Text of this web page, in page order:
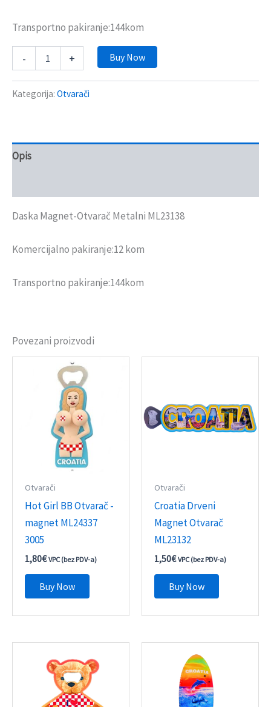
Transportno pakiranje:144kom
- + Buy Now
Kategorija: Otvarači
Opis
Daska Magnet-Otvarač Metalni ML23138
Komercijalno pakiranje:12 kom
Transportno pakiranje:144kom
Povezani proizvodi
Otvarači
Hot Girl BB Otvarač -
magnet ML24337
3005
1,80€ VPC (bez PDV-a)
Buy Now
Otvarači
Croatia Drveni
Magnet Otvarač
ML23132
1,50€ VPC (bez PDV-a)
Buy Now